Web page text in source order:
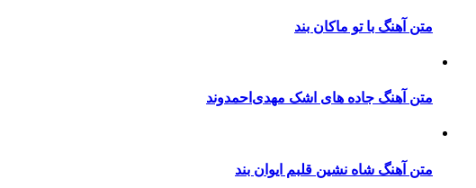
متن آهنگ با تو ماکان بند
متن آهنگ جاده های اشک مهدی‌احمدوند
متن آهنگ شاه نشین قلبم ایوان بند